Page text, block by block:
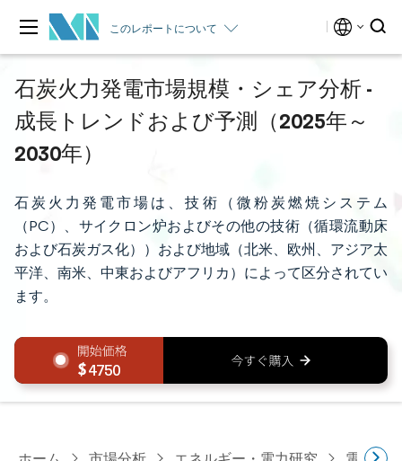
このレポートについて
石炭火力発電市場規模・シェア分析 -
成長トレンドおよび予測（2025年～
2030年）
石炭火力発電市場は、技術（微粉炭燃焼システム
（PC）、サイクロン炉およびその他の技術（循環流動床
および石炭ガス化））および地域（北米、欧州、アジア太
平洋、南米、中東およびアフリカ）によって区分されてい
ます。
4750